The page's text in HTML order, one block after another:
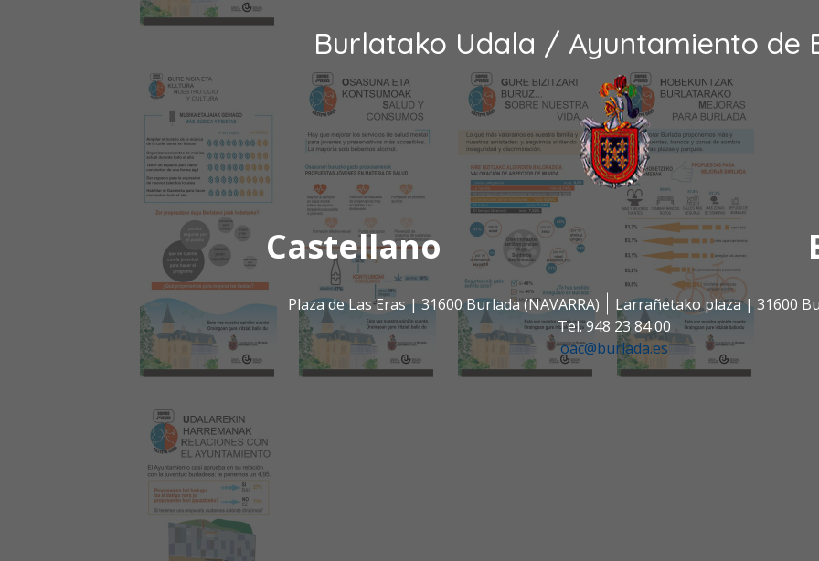
Burlatako Udala / Ayuntamiento de
Castellano
Plaza de Las Eras | 31600 Burlada (NAVARRA)
Larrañetako plaza | 31600
Tel. 948 23 84 00
oac@burlada.es